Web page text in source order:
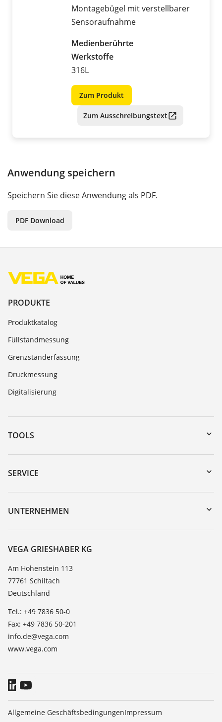
Montagebügel mit verstellbarer
Sensoraufnahme
Medienberührte
Werkstoffe
316L
Zum Produkt
Zum Ausschreibungstext
Anwendung speichern
Speichern Sie diese Anwendung als PDF.
PDF Download
PRODUKTE
Produktkatalog
Füllstandmessung
Grenzstanderfassung
Druckmessung
Digitalisierung
TOOLS
Download-Center
Gerätesuche (Seriennummer)
DTM Collection/PACTware
SERVICE
Geräterücksendung
Trainings
TeamViewer
UNTERNEHMEN
Karriere
Über VEGA
Kontakt
News
Presse
Blog
VEGA GRIESHABER KG
Am Hohenstein 113
77761 Schiltach
Deutschland
Tel.: +49 7836 50-0
Fax: +49 7836 50-201
info.de@vega.com
www.vega.com
Allgemeine GeschäftsbedingungenImpressum